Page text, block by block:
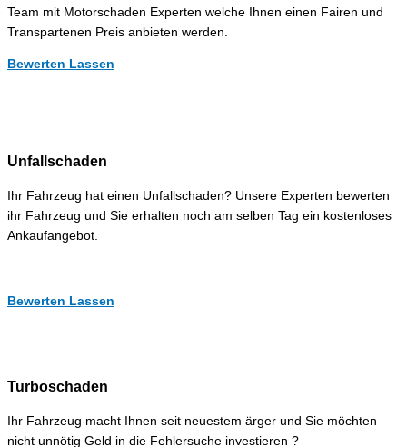
Team mit Motorschaden Experten welche Ihnen einen Fairen und
Transpartenen Preis anbieten werden.
Bewerten Lassen
Unfallschaden
Ihr Fahrzeug hat einen Unfallschaden? Unsere Experten bewerten
ihr Fahrzeug und Sie erhalten noch am selben Tag ein kostenloses
Ankaufangebot.
Bewerten Lassen
Turboschaden
Ihr Fahrzeug macht Ihnen seit neuestem ärger und Sie möchten
nicht unnötig Geld in die Fehlersuche investieren ?